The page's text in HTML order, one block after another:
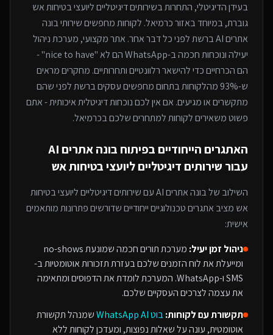
בעידן הדיגיטלי, התחרות בשירותים דיגיטליים ליועצי בטיחות אש
גוברת, במיוחדבאזור כרמיאל. לקוחות מחפשים שירותיבונה
אתרים AI
ברשת לפני כל דבר אחר. אתר מקצועי, מערכת ניהול
יעילה ונוכחות חכמה ב-WhatsApp הם לא "nice to have" -
הם הכרחיים כדי להישאר רלוונטיים ותחרותיים. מחקרים מראים
ש-93% מהלקוחות בתחום מחפשים עסקים ברשת לפני שהם
מתקשרים או מגיעים. אם אין לכם נוכחות דיגיטלית איכותית - אתם
פשוט משאירים לקוחות למתחריםשלכם בכרמיאל.
האתגרים הייחודיים בפיתוח בונה אתרים AI
עבור שירותים דיגיטליים ליועצי בטיחות אש
השילוב שלבונה אתרים AI עםשירותים דיגיטליים ליועצי בטיחות
אש מציב אתגרים טכנולוגיים ייחודיים שדורשים פתרונות מותאמים
אישית:
ניהול זמן יעיל:
מערכת תורים חכמה שמונעת no-shows
ומייעלת את לוח הזמנים שלכם בעזרת תזכורות אוטומטיות ב-
SMS ו-WhatsApp. המערכת לומדת את הדפוסים ומתאימה
את עצמה לצרכים העסקיים שלכם.
תקשורת עם לקוחות:בוט WhatsApp AI
שמנהל תקשורת
אוטומטית, עונה על שאלות נפוצות, ומעדכן לקוחות ללא